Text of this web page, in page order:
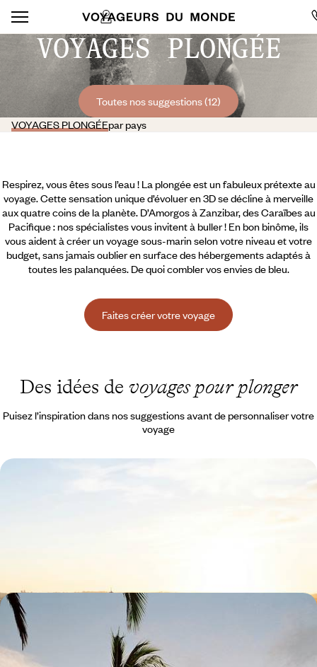
VOYAGES PLONGÉE
Toutes nos suggestions (12)
VOYAGES PLONGÉEpar pays
Respirez, vous êtes sous l’eau ! La plongée est un fabuleux prétexte au
voyage. Cette sensation unique d’évoluer en 3D se décline à merveille
aux quatre coins de la planète. D’Amorgos à Zanzibar, des Caraïbes au
Pacifique : nos spécialistes vous invitent à buller ! En bon binôme, ils
vous aident à créer un voyage sous-marin selon votre niveau et votre
budget, sans jamais oublier en surface des hébergements adaptés à
toutes les palanquées. De quoi combler vos envies de bleu.
Faites créer votre voyage
Des idées de voyages pour plonger
Puisez l’inspiration dans nos suggestions avant de personnaliser votre
voyage
Refuge cosy et quiétude mauricienne - Une semaine
pour se retrouver
Séjourner dans une petite adresse au charme empreint de romantisme